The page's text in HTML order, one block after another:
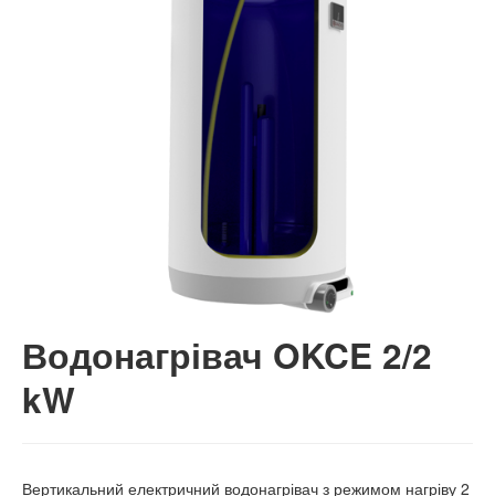
Водонагрівач OKCE 2/2
kW
Вертикальний електричний водонагрівач з режимом нагріву 2